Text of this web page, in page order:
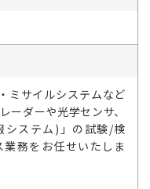
ミサイルシステムなど
ーダーや光学センサ、
システム)」の試験/検
務をお任せいたしま